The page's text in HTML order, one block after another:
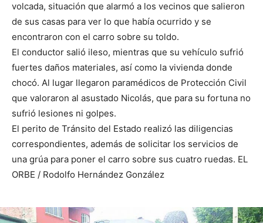
volcada, situación que alarmó a los vecinos que salieron
de sus casas para ver lo que había ocurrido y se
encontraron con el carro sobre su toldo.
El conductor salió ileso, mientras que su vehículo sufrió
fuertes daños materiales, así como la vivienda donde
chocó. Al lugar llegaron paramédicos de Protección Civil
que valoraron al asustado Nicolás, que para su fortuna no
sufrió lesiones ni golpes.
El perito de Tránsito del Estado realizó las diligencias
correspondientes, además de solicitar los servicios de
una grúa para poner el carro sobre sus cuatro ruedas. EL
ORBE / Rodolfo Hernández González